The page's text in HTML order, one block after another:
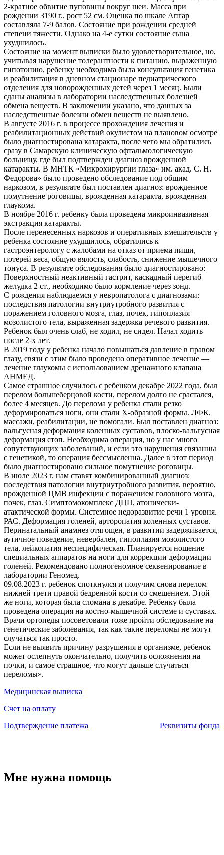
2-кратное обвитие пуповины вокруг шеи. Масса при
рождении 3190 г., рост 52 см. Оценка по шкале Апгар
составляла 7-9 балов. Состояние при рождении средней
степени тяжести. Однако на 4-е сутки состояние сына
ухудшилось.
Состояние на момент выписки было удовлетворительное, но,
учитывая нарушение толерантности к питанию, выраженную
гипотонию, ребенку необходима была консультация генетика
и реабилитация в дневном стационаре педиатрического
отделения для новорожденных детей через 1 месяц. Были
сданы анализы в лаборатории наследственных болезней
обмена веществ. В заключении указано, что данных за
наследственные болезни обмен веществ не выявлено.
В августе 2016 г. в процессе прохождения лечения и
реабилитационных действий окулистом на плановом осмотре
было диагностирована катаракта, после чего мы обратились
сразу в Самарскую клиническую офтальмологическую
больницу, где был подтвержден диагноз врожденной
катаракты. В МНТК «Микрохирургии глаза» им. акад. С. Н.
Федорова» было проведено обследование под общим
наркозом, в результате был поставлен диагноз: врожденное
помутнение роговицы, врожденная катаракта, врожденная
глаукома.
В ноябре 2016 г. ребенку была проведена микроинвазивная
экстракция катаракты.
После перенесенных наркозов и оперативных вмешательств у
ребенка состояние ухудшилось, обратились к
гастроэнтерологу с жалобами на отказ от приема пищи,
потерей веса, общую вялость, слабость, снижение мышечного
тонуса. В результате обследования было диагностировано:
Поверхностный неактивный гастрит, каскадный перегиб
желудка 2 ст., необходимо было кормление через зонд.
С рождения наблюдаемся у невропатолога с диагнозами:
последствия патологии внутриутробного развития с
поражением головного мозга, глаз, почек, гипоплазия
мозолистого тела, выраженная задержка речевого развития.
Ребенок был очень слаб, не ходил, не сидел. Начал ходить
после 2-х лет.
В 2019 году у ребенка начало повышаться давление в правом
глазу, связи с этим было проведено оперативное лечение —
лечение глаукомы с использованием дренажного клапана
АНМЕД.
Самое страшное случилось с ребенком декабре 2022 года, был
перелом большеберцовой кости, перелом долго не срастался,
более 4 месяцев. До перелома у ребенка стали резко
деформироваться ноги, они стали Х-образной формы. ЛФК,
массажи, реабилитации, не помогали. Был поставлен диагноз:
вальгусная деформация коленных суставов, плоско-вальгусная
деформация стоп. Необходима операция, но у нас много
сопутствующих заболеваний, и если это нарушения связанны
с генетикой, то операция бессмысленна. Далее в этот период
было диагностировано сильное помутнение роговицы.
В июле 2023 г. нам ставят комбинированный диагноз:
последствия патологии внутриутробного развития, вероятно,
врожденной ЦМВ инфекции с поражением головного мозга,
почек, глаз. Симптомокомплекс ДЦП, атонически-
атактической формы. Системное недоразвитие речи 1 уровня.
РАС. Деформация голеней, арторопатия коленных суставов.
Перинатальный анамнез отягощен, в развитии задерживается,
аутичное поведение, невербален, гипоплазия мозолистого
тела, лейкопатия неспецифическая. Планируется ношение
специальных аппаратов на ноги для коррекции деформации
голеней. Рекомендовано полногеномное секвенирование в
лаборатории Геномед.
09.08.2023 г. ребенок споткнулся и получим снова перелом
нижней трети правой бедренной кости со смещением. Этой
же ноги, которая была сломана в декабре. Ребенку была
проведена операция на костно-мышечной системе и суставах.
Врачи ортопеды посоветовали тоже пройти обследование на
генетические заболевания, так как такие переломы не могут
случаться так просто.
Если не выявить причину разрушения в организме, ребенок
может ослепнуть окончательно, получить осложнения на
почки, и самое страшное, что могут дальше случаться
переломы».
Медицинская выписка
Счет на оплату
Подтверждение платежа
Реквизиты фонда
Мне нужна помощь